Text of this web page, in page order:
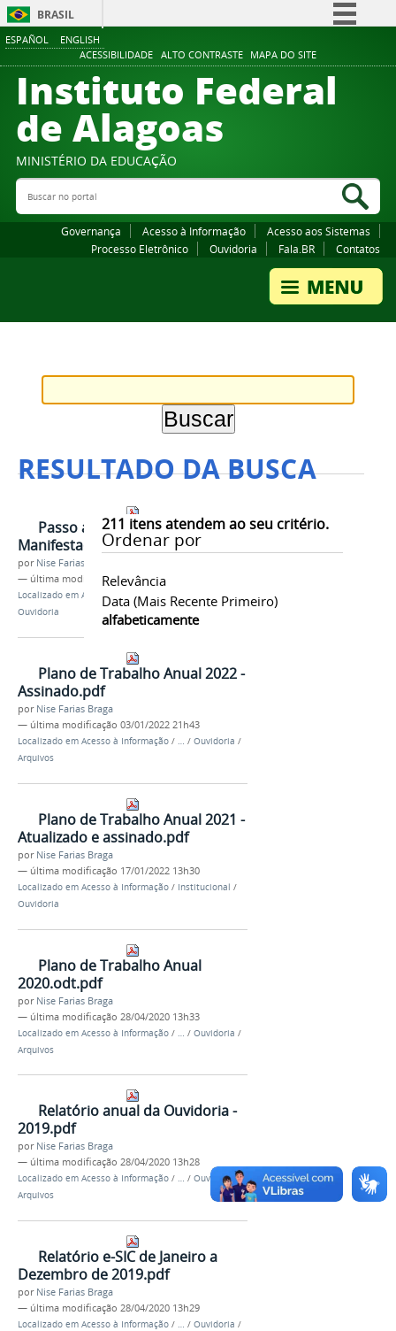
ESPAÑOL ENGLISH
ACESSIBILIDADE ALTO CONTRASTE MAPA DO SITE
BRASIL
Comunica BR
Participe
Canais
Instituto Federal
de Alagoas
MINISTÉRIO DA EDUCAÇÃO
Buscar no portal
Governança Acesso à Informação
Acesso aos Sistemas
Processo Eletrônico
Ouvidoria Fala.BR Contatos
RESULTADO DA BUSCA
211 itens atendem ao seu critério.
Ordenar por
Relevância
Data (mais Recente Primeiro)
alfabeticamente
Passo a Passo
Manifestação.pdf
por Nise Farias Braga
— última modificação07/07/2021 15h00
Localizado em Acesso à Informação / Institucional
/
Ouvidoria
Plano de Trabalho Anual 2022 -
Assinado.pdf
por Nise Farias Braga
— última modificação 03/01/2022 21h43
Localizado em Acesso à Informação / … / Ouvidoria /
Arquivos
Plano de Trabalho Anual 2021 -
Atualizado e assinado.pdf
por Nise Farias Braga
— última modificação 17/01/2022 13h30
Localizado em Acesso à Informação / Institucional /
Ouvidoria
Plano de Trabalho Anual
2020.odt.pdf
por Nise Farias Braga
— última modificação 28/04/2020 13h33
Localizado em Acesso à Informação / / Ouvidoria /
Arquivos
Relatório anual da Ouvidoria -
2019.pdf
por Nise Farias Braga
— última modificação 28/04/2020 13h28
Localizado em Acesso à Informação / … / Ouvidoria /
Arquivos
Relatório e-SIC de Janeiro a
Dezembro de 2019.pdf
por Nise Farias Braga
— última modificação 28/04/2020 13h29
Localizado em Acesso à Informação / … / Ouvidoria /